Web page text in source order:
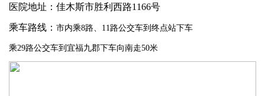
医院地址：佳木斯市胜利西路1166号
乘车路线： 市内乘8路、11路公交车到终点站下车
乘29路公交车到宜福九郡下车向南走50米